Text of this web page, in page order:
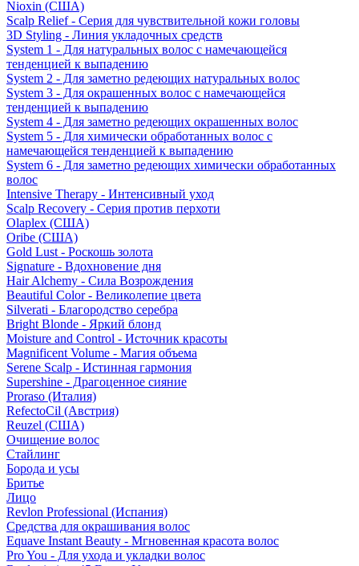
Nioxin (США)
Scalp Relief - Серия для чувствительной кожи головы
3D Styling - Линия укладочных средств
System 1 - Для натуральных волос с намечающейся
тенденцией к выпадению
System 2 - Для заметно редеющих натуральных волос
System 3 - Для окрашенных волос с намечающейся
тенденцией к выпадению
System 4 - Для заметно редеющих окрашенных волос
System 5 - Для химически обработанных волос с
намечающейся тенденцией к выпадению
System 6 - Для заметно редеющих химически обработанных
волос
Intensive Therapy - Интенсивный уход
Scalp Recovery - Серия против перхоти
Olaplex (США)
Oribe (США)
Gold Lust - Роскошь золота
Signature - Вдохновение дня
Hair Alchemy - Сила Возрождения
Beautiful Color - Великолепие цвета
Silverati - Благородство серебра
Bright Blonde - Яркий блонд
Moisture and Control - Источник красоты
Magnificent Volume - Магия объема
Serene Scalp - Истинная гармония
Supershine - Драгоценное сияние
Proraso (Италия)
RefectoCil (Австрия)
Reuzel (США)
Очищение волос
Стайлинг
Борода и усы
Бритье
Лицо
Revlon Professional (Испания)
Средства для окрашивания волос
Equave Instant Beauty - Мгновенная красота волос
Pro You - Для ухода и укладки волос